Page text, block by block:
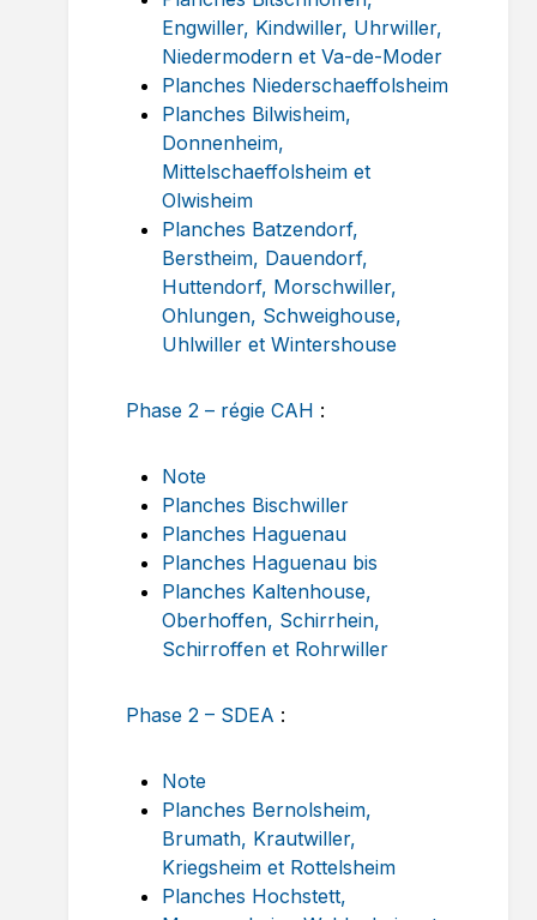
Engwiller, Kindwiller, Uhrwiller,
Niedermodern et Va-de-Moder
Planches Niederschaeffolsheim
Planches Bilwisheim,
Donnenheim,
Mittelschaeffolsheim et
Olwisheim
Planches Batzendorf,
Berstheim, Dauendorf,
Huttendorf, Morschwiller,
Ohlungen, Schweighouse,
Uhlwiller et Wintershouse
Phase 2 – régie CAH :
Note
Planches Bischwiller
Planches Haguenau
Planches Haguenau bis
Planches Kaltenhouse,
Oberhoffen, Schirrhein,
Schirroffen et Rohrwiller
Phase 2 – SDEA :
Note
Planches Bernolsheim,
Brumath, Krautwiller,
Kriegsheim et Rottelsheim
Planches Hochstett,